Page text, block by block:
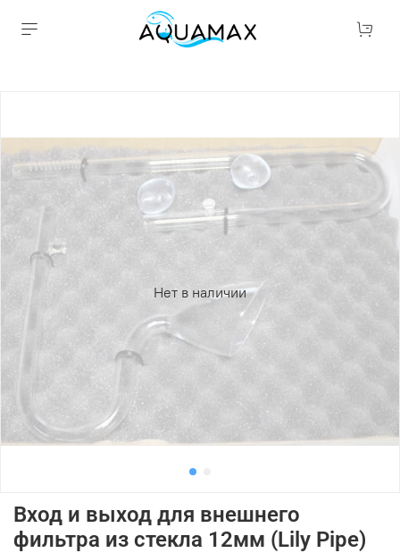
Нет в наличии
Вход и выход для внешнего
фильтра из стекла 12мм (Lily Pipe)